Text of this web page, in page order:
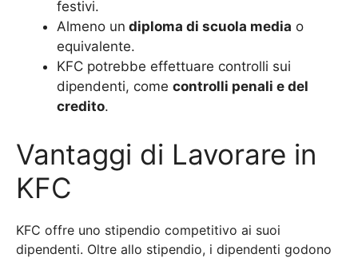
festivi.
Almeno un diploma di scuola media o
equivalente.
KFC potrebbe effettuare controlli sui
dipendenti, come controlli penali e del
credito.
Vantaggi di Lavorare in
KFC
KFC offre uno stipendio competitivo ai suoi
dipendenti. Oltre allo stipendio, i dipendenti godono